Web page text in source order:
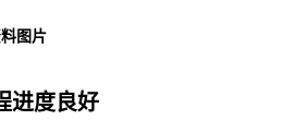
图片
进度良好